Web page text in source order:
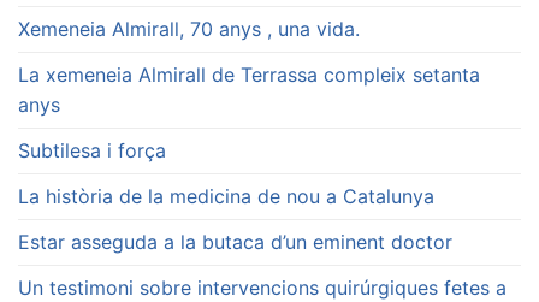
Xemeneia Almirall, 70 anys , una vida.
La xemeneia Almirall de Terrassa compleix setanta
anys
Subtilesa i força
La història de la medicina de nou a Catalunya
Estar asseguda a la butaca d’un eminent doctor
Un testimoni sobre intervencions quirúrgiques fetes a